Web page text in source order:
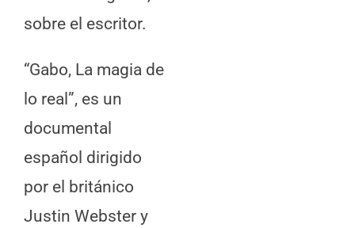
sobre el escritor.
“Gabo, La magia de
lo real”, es un
documental
español dirigido
por el británico
Justin Webster y